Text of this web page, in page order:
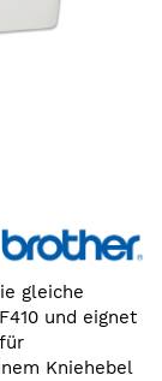
gleiche
und eignet
Kniehebel